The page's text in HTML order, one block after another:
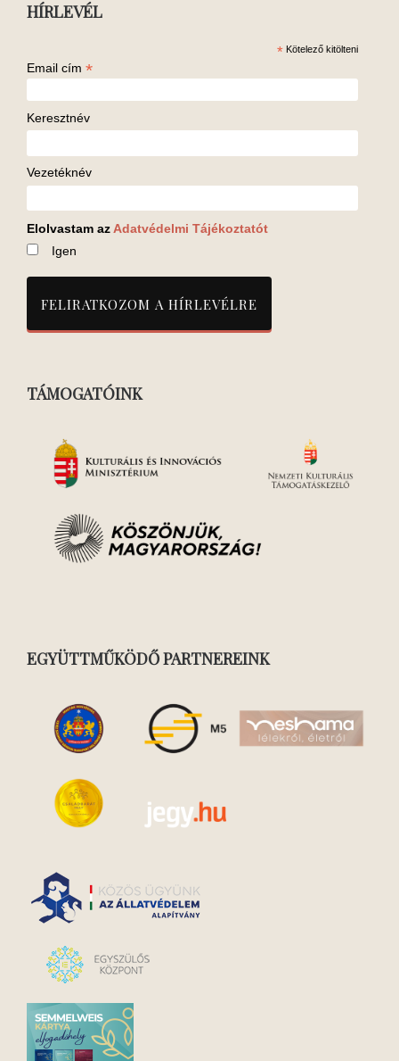
HÍRLEVÉL
* Kötelező kitölteni
Email cím *
Keresztnév
Vezetéknév
Elolvastam az Adatvédelmi Tájékoztatót
Igen
TÁMOGATÓINK
EGYÜTTMŰKÖDŐ PARTNEREINK